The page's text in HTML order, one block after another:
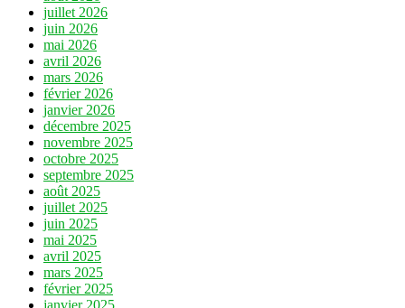
juillet 2026
juin 2026
mai 2026
avril 2026
mars 2026
février 2026
janvier 2026
décembre 2025
novembre 2025
octobre 2025
septembre 2025
août 2025
juillet 2025
juin 2025
mai 2025
avril 2025
mars 2025
février 2025
janvier 2025